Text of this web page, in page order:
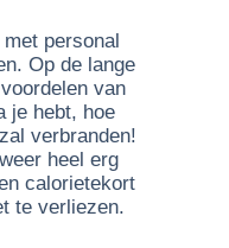
personal
Op de lange
van
je hebt, hoe
verbranden!
heel erg
calorietekort
te verliezen.